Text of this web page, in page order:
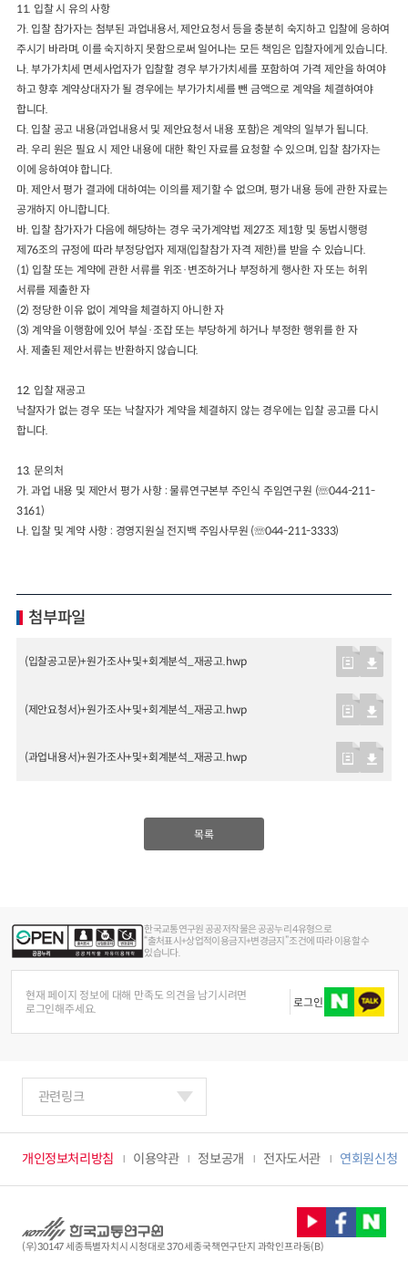
11. 입찰 시 유의 사항
가. 입찰 참가자는 첨부된 과업내용서,제안요청서 등을 충분히 숙지하고 입찰에 응하여
주시기 바라며, 이를 숙지하지 못함으로써 일어나는 모든 책임은 입찰자에게 있습니다.
나.부가가치세 면세사업자가 입찰할 경우 부가가치세를 포함하여 가격 제안을하여야
하고 향후 계약상대자가 될 경우에는 부가가치세를 뺀 금액으로 계약을 체결하여야
합니다
다. 입찰 공고 내용(과업내용서 및 제안요청서 내용 포함)은 계약의 일부가 됩니다.
라.우리 원은 필요 시 제안 내용에 대한 확인 자료를 요청할 수 있으며, 입찰 참가자는
이에 응하여야 합니다.
마.제안서 평가 결과에 대하여는 이의를 제기할 수 없으며, 평가 내용 등에 관한 자료는
공개하지 아니합니다.
바. 입찰 참가자가 다음에 해당하는 경우 국가계약법 제27조 제1항 및 동법시행령
제76조의 규정에 따라 부정당업자 제재(입찰참가 자격 제한)를 받을 수 있습니다.
(1) 입찰 또는 계약에 관한 서류를 위조 · 변조하거나 부정하게 행사한 자 또는 허위
서류를 제출한 자
(2) 정당한 이유 없이 계약을 체결하지 아니한 자
(3) 계약을 이행함에 있어 부실 · 조잡 또는 부당하게 하거나 부정한 행위를 한 자
사.제출된 제안서류는 반환하지 않습니다.
12. 입찰 재공고
낙찰자가 없는 경우 또는 낙찰자가 계약을 체결하지 않는 경우에는 입찰 공고를 다시
합니다
13.문의처
가.과업 내용 및 제안서 평가 사항 :물류연구본부 주인식 주임연구원 (☏044-211-
3161)
나. 입찰 및 계약 사항 : 경영지원실 전지백 주임사무원 (☏044-211-3333)
첨부파일
(입찰공고문)+원가조사+및+회계분석_재공고.hwp
(제안요청서)+원가조사+및+회계분석_재공고.hwp
(과업내용서)+원가조사+및+회계분석_재공고.hwp
목록
한국교통연구원 공공저작물은 공공누리 4유형으로
“출처표시+상업적이용금지+변경금지” 조건에 따라 이용할 수
있습니다.
현재 페이지 정보에 대해 만족도 의견을 남기시려면
로그인해주세요.
로그인
개인정보처리방침 이용약관 정보공개 전자도서관 연회원신청
관련링크
(우)30147 세종특별자치시 시청대로 370 세종국책연구단지 과학인프라동(B)